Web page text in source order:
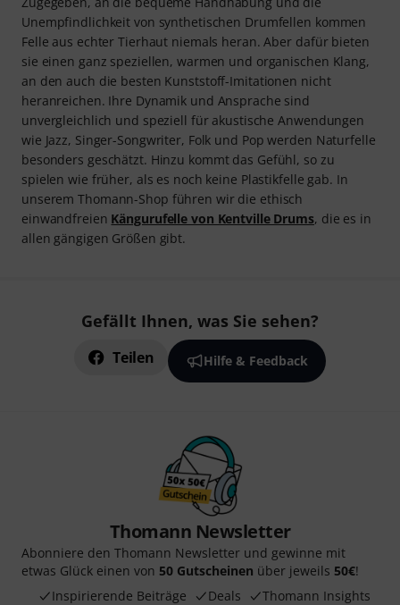
Unempfindlichkeit von synthetischen Drumfellen kommen
Felle aus echter Tierhaut niemals heran. Aber dafür bieten
sie einen ganz speziellen, warmen und organischen Klang,
an den auch die besten Kunststoff-Imitationen nicht
heranreichen. Ihre Dynamik und Ansprache sind
unvergleichlich und speziell für akustische Anwendungen
wie Jazz, Singer-Songwriter, Folk und Pop werden Naturfelle
besonders geschätzt. Hinzu kommt das Gefühl, so zu
spielen wie früher, als es noch keine Plastikfelle gab. In
unserem Thomann-Shop führen wir die ethisch
einwandfreien Kängurufelle von Kentville Drums, die es in
allen gängigen Größen gibt.
Gefällt Ihnen, was Sie sehen?
Teilen Hilfe & Feedback
Thomann Newsletter
Abonniere den Thomann Newsletter und gewinne mit
etwas Glück einen von 50 Gutscheinen über jeweils 50€!
Inspirierende Beiträge
Deals Thomann Insights